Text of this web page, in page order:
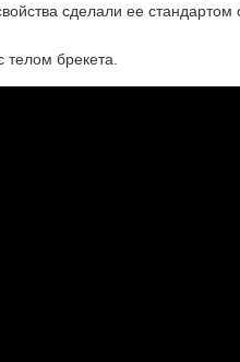
сделали ее
телом брекета.